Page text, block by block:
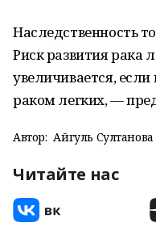
Наследственность
Риск развития рака
увеличивается,
раком легких, —
Автор: Айгуль Султанова
Читайте нас